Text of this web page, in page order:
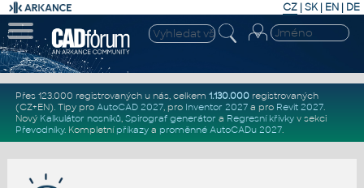
CZ | SK| EN | DE
Přes 123.000 registrovaných u nás, celkem 1.130.000registrovaných
(CZ+EN). Tipy pro AutoCAD 2027, pro Inventor 2027a pro Revit 2027.
Nový Kalkulátor nosníků, Spirograf generátor a Regresní křivkyv sekci
Převodníky. Kompletní příkazya proměnné AutoCADu 2027.